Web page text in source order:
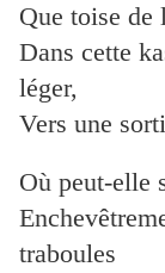
Que toise de
Dans cette
léger,
Vers une
Où peut-elle
traboules